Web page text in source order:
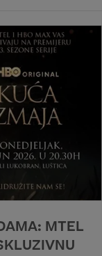
MTEL